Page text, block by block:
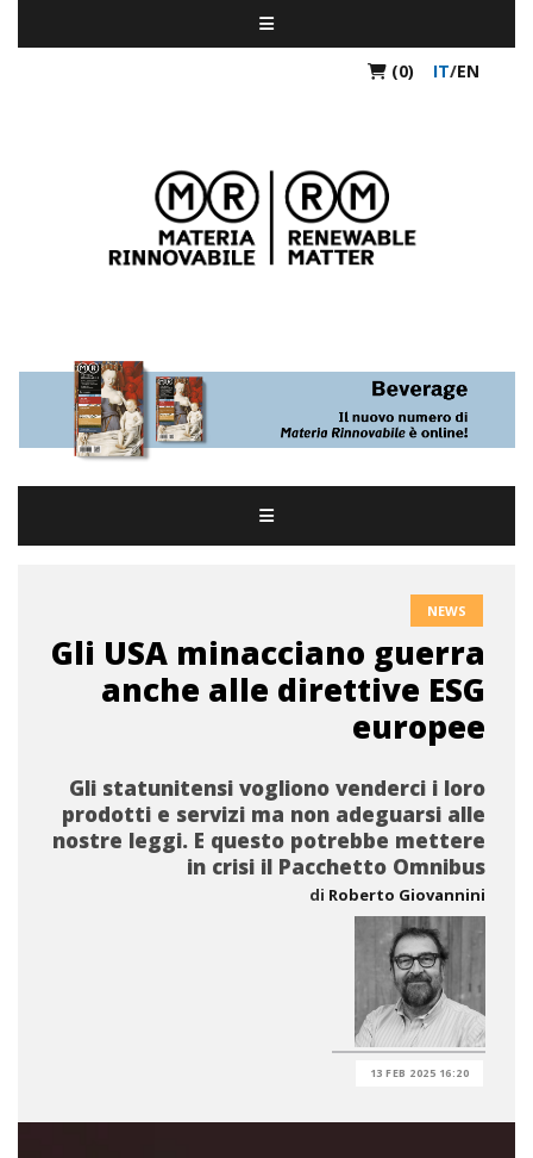
(0) IT/EN
NEWS
Gli USA minacciano guerra
anche alle direttive ESG
europee
Gli statunitensi vogliono venderci i loro
prodotti e servizi ma non adeguarsi alle
nostre leggi. E questo potrebbe mettere
in crisi il Pacchetto Omnibus
di Roberto Giovannini
13 FEB 2025 16:20